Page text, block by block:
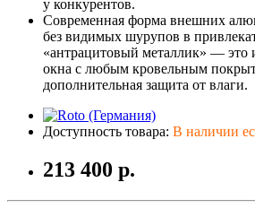
у конкурентов.
Современная форма внешних
без видимых шурупов в
«антрацитовый металлик» — это
окна с любым кровельным
дополнительная защита от влаги.
Доступность товара: В наличии
213 400 р.